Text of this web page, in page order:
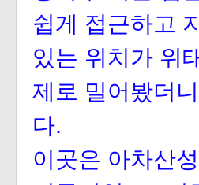
쉽게 접근하고
있는 위치가 위
제로 밀어봤더
다.
이곳은 아차산